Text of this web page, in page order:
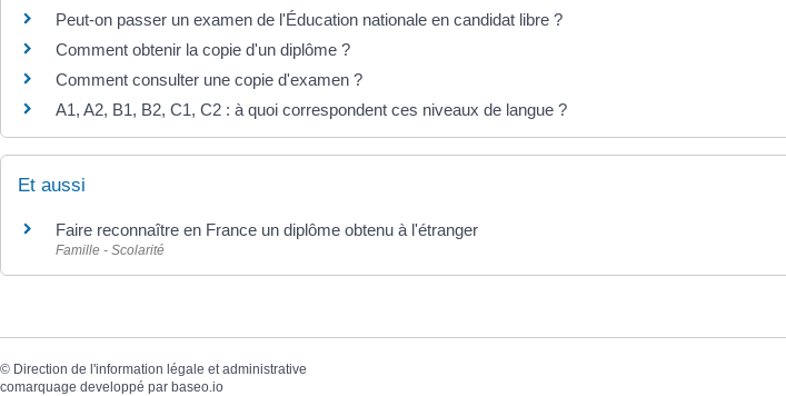
Peut-on passer un examen de l'Éducation nationale en candidat libre ?
Comment obtenir la copie d'un diplôme ?
Comment consulter une copie d'examen ?
A1, A2, B1, B2, C1, C2 : à quoi correspondent ces niveaux de langue ?
Et aussi
Faire reconnaître en France un diplôme obtenu à l'étranger
Famille - Scolarité
© Direction de l'information légale et administrative
comarquage developpé par baseo.io